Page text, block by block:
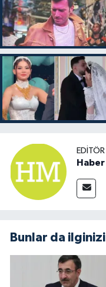
Bunlar da